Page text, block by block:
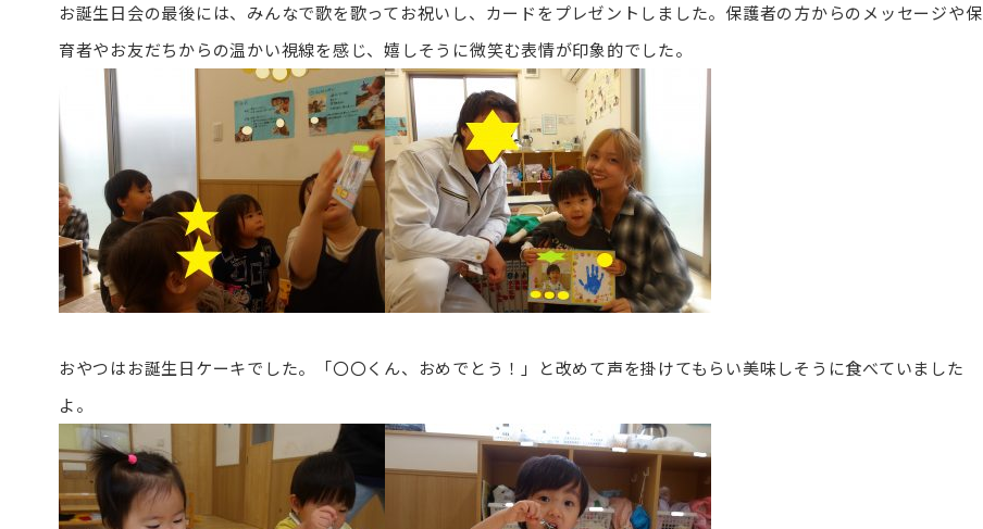
お誕生日会の最後には、みんなで歌を歌ってお祝いし、カードをプレゼントしました。保護者の方からのメッセージや保
育者やお友だちからの温かい視線を感じ、嬉しそうに微笑む表情が印象的でした。
おやつはお誕生日ケーキでした。「〇〇くん、おめでとう！」と改めて声を掛けてもらい美味しそうに食べていました
よ。